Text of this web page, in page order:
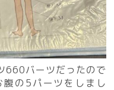
660バーツだったので
の5パーツをしまし